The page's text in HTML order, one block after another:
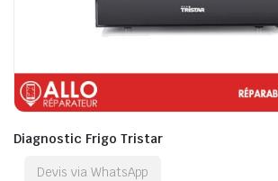
Diagnostic Frigo Tristar
Devis via WhatsApp